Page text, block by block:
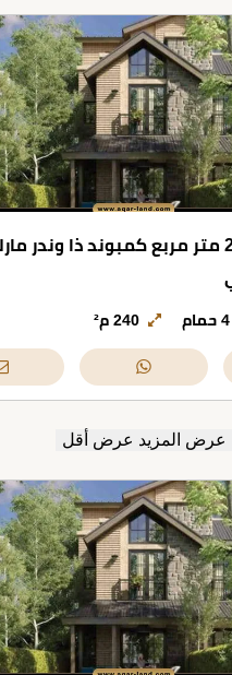
فيلا بمساحة 240 متر مربع كمبوند ذا وندر
4 حمام 240 م²
عرض المزيد عرض أقل